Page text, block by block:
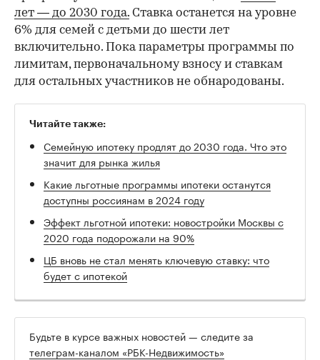
лет — до 2030 года. Ставка останется на уровне
6% для семей с детьми до шести лет
включительно. Пока параметры программы по
лимитам, первоначальному взносу и ставкам
для остальных участников не обнародованы.
Читайте также:
Семейную ипотеку продлят до 2030 года. Что это
значит для рынка жилья
Какие льготные программы ипотеки останутся
доступны россиянам в 2024 году
Эффект льготной ипотеки: новостройки Москвы с
2020 года подорожали на 90%
ЦБ вновь не стал менять ключевую ставку: что
будет с ипотекой
Будьте в курсе важных новостей — следите за
телеграм-каналом «РБК-Недвижимость»